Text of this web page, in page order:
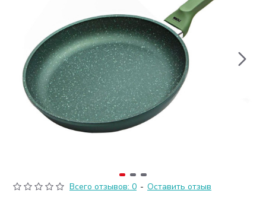
Всего отзывов: 0 - Оставить отзыв